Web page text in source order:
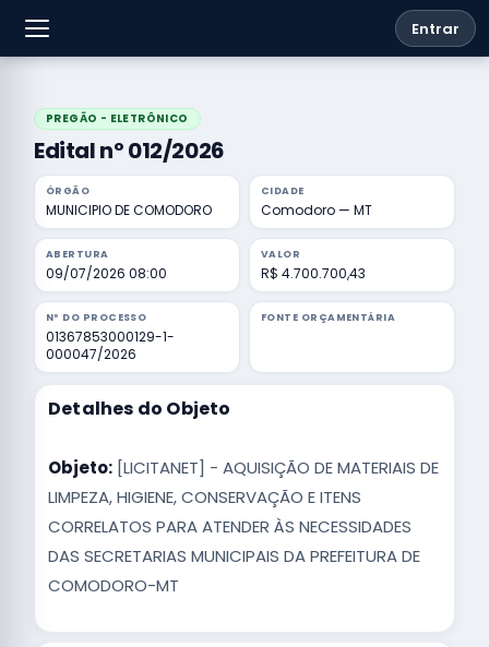
Entrar
PREGÃO - ELETRÔNICO
Edital nº 012/2026
ÓRGÃO
MUNICIPIO DE COMODORO
CIDADE
Comodoro — MT
ABERTURA
09/07/2026 08:00
VALOR
R$ 4.700.700,43
Nº DO PROCESSO
01367853000129-1-
000047/2026
FONTE ORÇAMENTÁRIA
Detalhes do Objeto
Objeto: [LICITANET] - AQUISIÇÃO DE MATERIAIS DE
LIMPEZA, HIGIENE, CONSERVAÇÃO E ITENS
CORRELATOS PARA ATENDER ÀS NECESSIDADES
DAS SECRETARIAS MUNICIPAIS DA PREFEITURA DE
COMODORO-MT